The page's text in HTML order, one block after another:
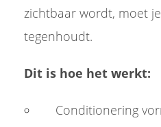
zichtbaar wordt, moet
tegenhoudt.
Dit is hoe het werkt:
Conditionering